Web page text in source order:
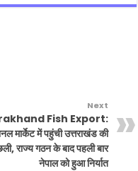
Next
Fish Export:
मार्केट में पहुंची उत्तराखंड की
राज्य गठन के बाद पहली बार
नेपाल को हुआ निर्यात